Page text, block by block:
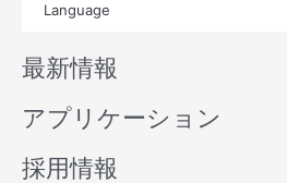
u
b
e
i
n
Language
最新情報
アプリケーション
採用情報